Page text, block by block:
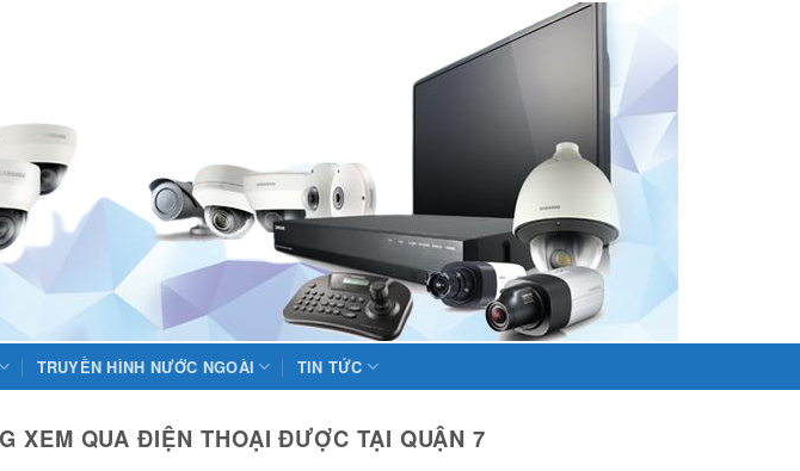
TRUYỀN HÌNH NƯỚC NGOÀI TIN TỨC
XEM QUA ĐIỆN THOẠI ĐƯỢC TẠI QUẬN 7